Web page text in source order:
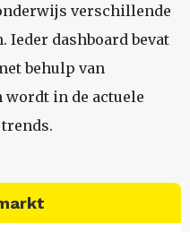
verschillende
Ieder dashboard bevat
behulp van
in de actuele